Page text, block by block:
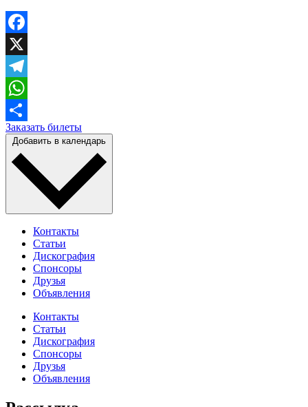
Facebook
X
Telegram
WhatsApp
Отправить
Заказать билеты
Контакты
Статьи
Дискография
Спонсоры
Друзья
Объявления
Контакты
Статьи
Дискография
Спонсоры
Друзья
Объявления